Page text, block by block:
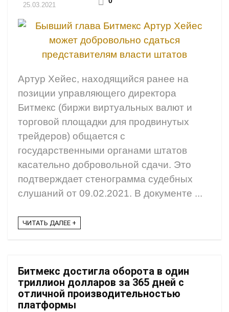
25.03.2021
Артур Хейес, находящийся ранее на
позиции управляющего директора
Битмекс (биржи виртуальных валют и
торговой площадки для продвинутых
трейдеров) общается с
государственными органами штатов
касательно добровольной сдачи. Это
подтверждает стенограмма судебных
слушаний от 09.02.2021. В документе ...
ЧИТАТЬ ДАЛЕЕ +
Битмекс достигла оборота в один
триллион долларов за 365 дней с
отличной производительностью
платформы